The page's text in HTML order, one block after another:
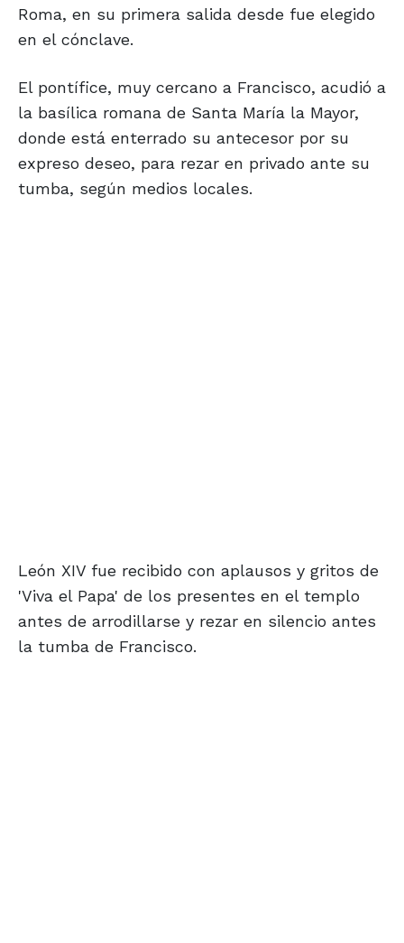
Roma, en su primera salida desde fue elegido
en el cónclave.
El pontífice, muy cercano a Francisco, acudió a
la basílica romana de Santa María la Mayor,
donde está enterrado su antecesor por su
expreso deseo, para rezar en privado ante su
tumba, según medios locales.
León XIV fue recibido con aplausos y gritos de
'Viva el Papa' de los presentes en el templo
antes de arrodillarse y rezar en silencio antes
la tumba de Francisco.